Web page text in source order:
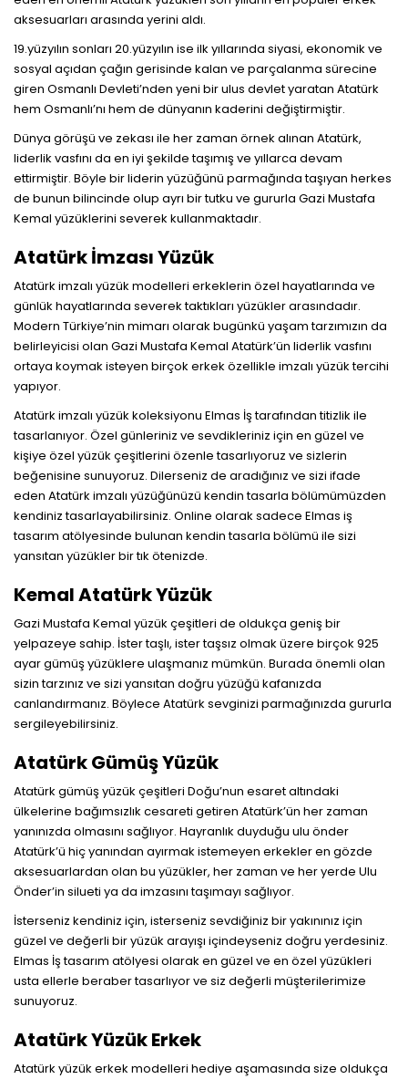
aksesuarları arasında yerini aldı.
19.yüzyılın sonları 20.yüzyılın ise ilk yıllarında siyasi, ekonomik ve
sosyal açıdan çağın gerisinde kalan ve parçalanma sürecine
giren Osmanlı Devleti’nden yeni bir ulus devlet yaratan Atatürk
hem Osmanlı’nı hem de dünyanın kaderini değiştirmiştir.
Dünya görüşü ve zekası ile her zaman örnek alınan Atatürk,
liderlik vasfını da en iyi şekilde taşımış ve yıllarca devam
ettirmiştir. Böyle bir liderin yüzüğünü parmağında taşıyan herkes
de bunun bilincinde olup ayrı bir tutku ve gururla Gazi Mustafa
Kemal yüzüklerini severek kullanmaktadır.
Atatürk İmzası Yüzük
Atatürk imzalı yüzük modelleri erkeklerin özel hayatlarında ve
günlük hayatlarında severek taktıkları yüzükler arasındadır.
Modern Türkiye’nin mimarı olarak bugünkü yaşam tarzımızın da
belirleyicisi olan Gazi Mustafa Kemal Atatürk’ün liderlik vasfını
ortaya koymak isteyen birçok erkek özellikle imzalı yüzük tercihi
yapıyor.
Atatürk imzalı yüzük koleksiyonu Elmas İş tarafından titizlik ile
tasarlanıyor. Özel günleriniz ve sevdikleriniz için en güzel ve
kişiye özel yüzük çeşitlerini özenle tasarlıyoruz ve sizlerin
beğenisine sunuyoruz. Dilerseniz de aradığınız ve sizi ifade
eden Atatürk imzalı yüzüğünüzü kendin tasarla bölümümüzden
kendiniz tasarlayabilirsiniz. Online olarak sadece Elmas iş
tasarım atölyesinde bulunan kendin tasarla bölümü ile sizi
yansıtan yüzükler bir tık ötenizde.
Kemal Atatürk Yüzük
Gazi Mustafa Kemal yüzük çeşitleri de oldukça geniş bir
yelpazeye sahip. İster taşlı, ister taşsız olmak üzere birçok 925
ayar gümüş yüzüklere ulaşmanız mümkün. Burada önemli olan
sizin tarzınız ve sizi yansıtan doğru yüzüğü kafanızda
canlandırmanız. Böylece Atatürk sevginizi parmağınızda gururla
sergileyebilirsiniz.
Atatürk Gümüş Yüzük
Atatürk gümüş yüzük çeşitleri Doğu’nun esaret altındaki
ülkelerine bağımsızlık cesareti getiren Atatürk’ün her zaman
yanınızda olmasını sağlıyor. Hayranlık duyduğu ulu önder
Atatürk’ü hiç yanından ayırmak istemeyen erkekler en gözde
aksesuarlardan olan bu yüzükler, her zaman ve her yerde Ulu
Önder’in silueti ya da imzasını taşımayı sağlıyor.
İsterseniz kendiniz için, isterseniz sevdiğiniz bir yakınınız için
güzel ve değerli bir yüzük arayışı içindeyseniz doğru yerdesiniz.
Elmas İş tasarım atölyesi olarak en güzel ve en özel yüzükleri
usta ellerle beraber tasarlıyor ve siz değerli müşterilerimize
sunuyoruz.
Atatürk Yüzük Erkek
Atatürk yüzük erkek modelleri hediye aşamasında size oldukça